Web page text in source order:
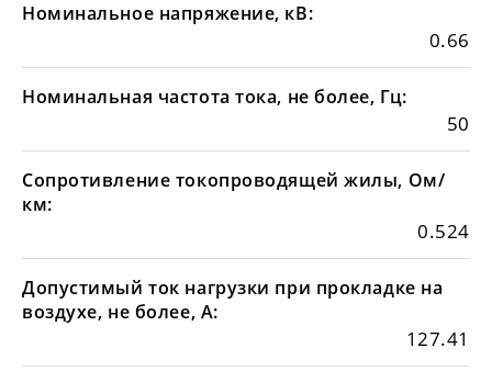
Номинальное напряжение, кВ:
0.66
Номинальная частота тока, не более, Гц:
50
Сопротивление токопроводящей жилы, Ом/
км:
0.524
Допустимый ток нагрузки при прокладке на
воздухе, не более, А:
127.41